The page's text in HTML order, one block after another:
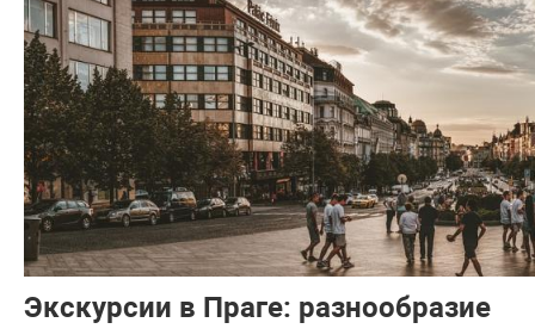
Экскурсии в Праге: разнообразие